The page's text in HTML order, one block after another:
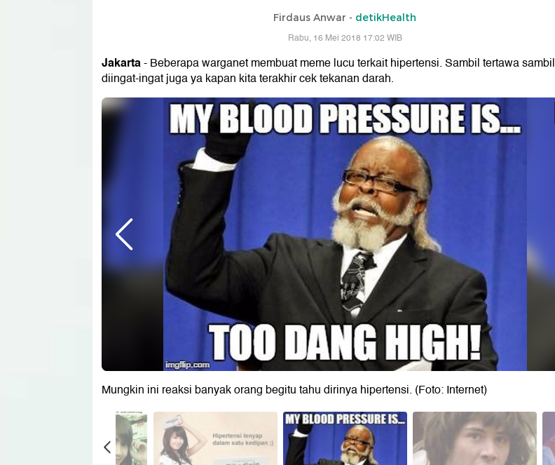
Firdaus Anwar - detikHealth
Rabu, 16 Mei 2018 17:02 WIB
Jakarta- Beberapa warganet membuat meme lucu terkait hipertensi. Sambil tertawa sambil
diingat-ingat juga ya kapan kita terakhir cek tekanan darah.
Mungkin ini reaksi banyak orang begitu tahu dirinya hipertensi. (Foto: Internet)